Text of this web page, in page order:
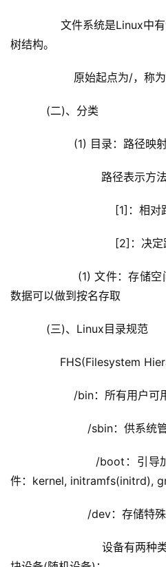
文件系统是Linux中有
树结构。
原始起点为/，称为
(二)、分类
(1) 目录：路径映
路径表示方法分
[1]：相对路
[2]：决定路
(1) 文件：存储空间
数据可以做到按名存取
(三)、Linux目录规范
FHS(Filesystem
/bin：所有用户可用的
/sbin：供系统管理
/boot：引导加载
件：kernel, initramfs(initrd),
/dev：存储特殊文
设备有两种类型：